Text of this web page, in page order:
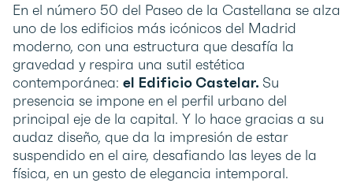
En el número 50 del Paseo de la Castellana se alza
uno de los edificios más icónicos del Madrid
moderno, con una estructura que desafía la
gravedad y respira una sutil estética
contemporánea: el Edificio Castelar. Su
presencia se impone en el perfil urbano del
principal eje de la capital. Y lo hace gracias a su
audaz diseño, que da la impresión de estar
suspendido en el aire, desafiando las leyes de la
física, en un gesto de elegancia intemporal.